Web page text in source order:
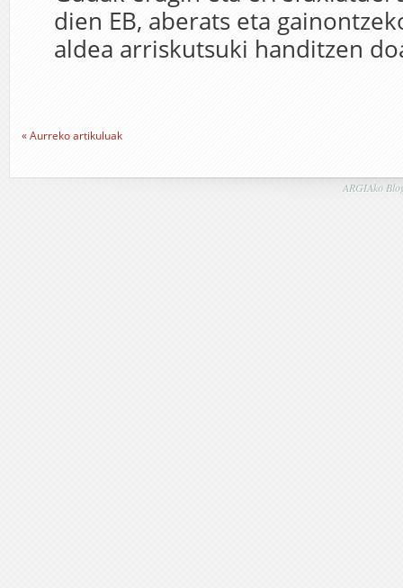
dien EB, aberats eta
aldea arriskutsuki handitzen
« Aurreko artikuluak
ARGIAko